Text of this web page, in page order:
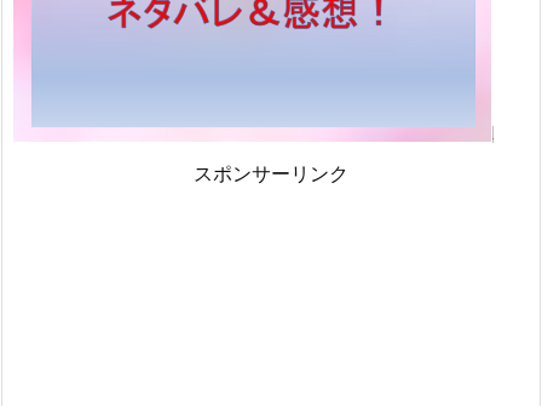
スポンサーリンク